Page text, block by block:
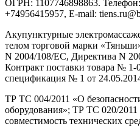
ОГРН: 1107746898863.
+74956415957, E-mail:
Акупунктурные
телом торговой марки
N 2004/108/ЕС, Директива N
Контракт поставки товара № 1-
спецификация № 1 от
ТР ТС 004/2011 «О
оборудования»; ТР ТС 020/
совместимость технических